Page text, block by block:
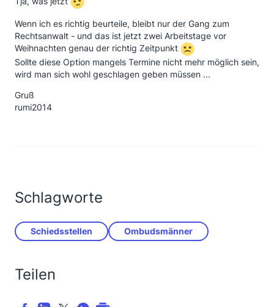
Wenn ich es richtig beurteile, bleibt nur der Gang zum
Rechtsanwalt - und das ist jetzt zwei Arbeitstage vor
Weihnachten genau der richtig Zeitpunkt
Sollte diese Option mangels Termine nicht mehr möglich sein,
wird man sich wohl geschlagen geben müssen ...
Gruß
rumi2014
Schlagworte
Schiedsstellen Ombudsmänner
Teilen